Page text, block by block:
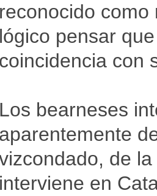
reconocido
lógico pensar
coincidencia con
Los bearneses
aparentemente
de
interviene en